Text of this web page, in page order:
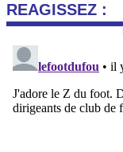
REAGISSEZ :